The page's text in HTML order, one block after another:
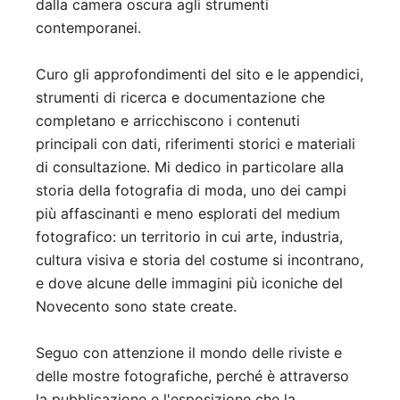
dalla camera oscura agli strumenti
contemporanei.
Curo gli approfondimenti del sito e le appendici,
strumenti di ricerca e documentazione che
completano e arricchiscono i contenuti
principali con dati, riferimenti storici e materiali
di consultazione. Mi dedico in particolare alla
storia della fotografia di moda, uno dei campi
più affascinanti e meno esplorati del medium
fotografico: un territorio in cui arte, industria,
cultura visiva e storia del costume si incontrano,
e dove alcune delle immagini più iconiche del
Novecento sono state create.
Seguo con attenzione il mondo delle riviste e
delle mostre fotografiche, perché è attraverso